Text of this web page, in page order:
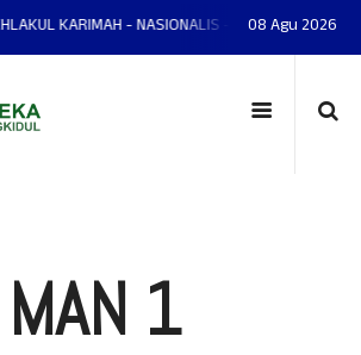
- NASIONALIS - TERAMPIL - ADAPTIF -
08 Agu 2026
MAN 1